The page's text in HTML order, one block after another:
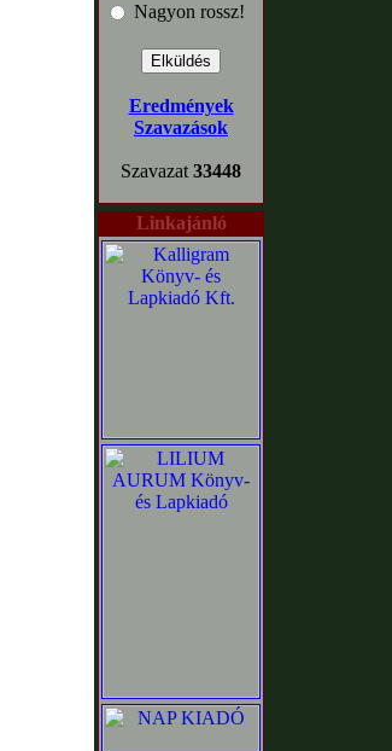
Nagyon rossz!
Eredmények
Szavazások
Szavazat 33448
Linkajánló